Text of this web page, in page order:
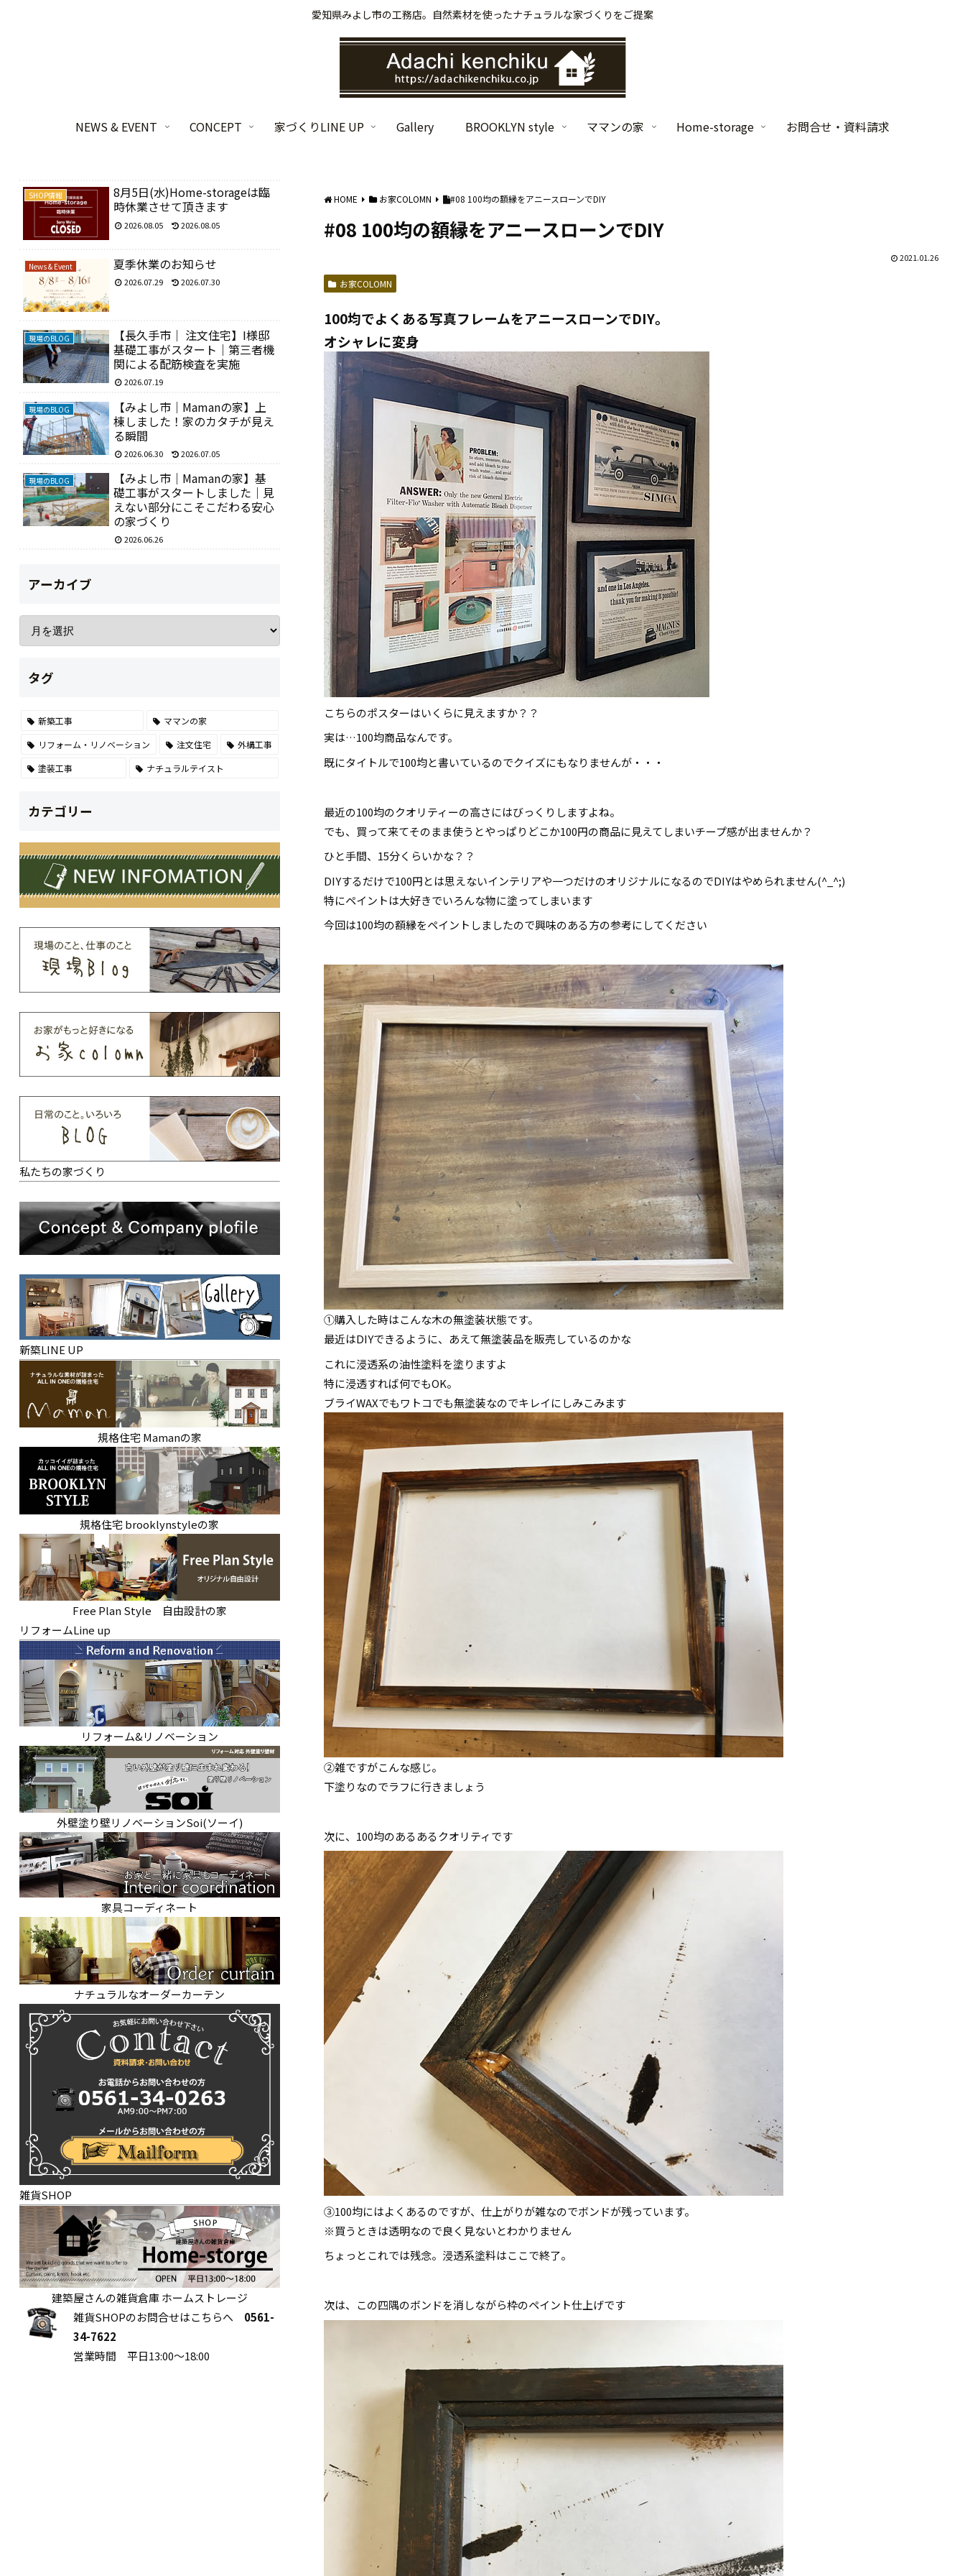
愛知県みよし市の工務店。自然素材を使ったナチュラルな家づくりをご提案
NEWS & EVENT CONCEPT 家づくりLINE UP Gallery BROOKLYN style ママンの家 Home-storage お問合せ・資料請求
HOME お家COLOMN #08 100均の額縁をアニースローンでDIY
#08 100均の額縁をアニースローンでDIY
2021.01.26
お家COLOMN
100均でよくある写真フレームをアニースローンでDIY。
オシャレに変身
こちらのポスターはいくらに見えますか？？
実は…100均商品なんです。
既にタイトルで100均と書いているのでクイズにもなりませんが・・・
最近の100均のクオリティーの高さにはびっくりしますよね。
でも、買って来てそのまま使うとやっぱりどこか100円の商品に見えてしまいチープ感が出ませんか？
ひと手間、15分くらいかな？？
DIYするだけで100円とは思えないインテリアや一つだけのオリジナルになるのでDIYはやめられません(^_^;)
特にペイントは大好きでいろんな物に塗ってしまいます
今回は100均の額縁をペイントしましたので興味のある方の参考にしてください
①購入した時はこんな木の無塗装状態です。
最近はDIYできるように、あえて無塗装品を販売しているのかな
これに浸透系の油性塗料を塗りますよ
特に浸透すれば何でもOK。
ブライWAXでもワトコでも無塗装なのでキレイにしみこみます
②雑ですがこんな感じ。
下塗りなのでラフに行きましょう
次に、100均のあるあるクオリティです
③100均にはよくあるのですが、仕上がりが雑なのでボンドが残っています。
※買うときは透明なので良く見ないとわかりません
ちょっとこれでは残念。浸透系塗料はここで終了。
次は、この四隅のボンドを消しながら枠のペイント仕上げです
SHOP情報
8月5日(水)Home-storageは臨
時休業させて頂きます
2026.08.05 2026.08.05
News & Event 夏季休業のお知らせ
2026.07.29 2026.07.30
現場のBLOG
【長久手市｜ 注文住宅】I様邸
基礎工事がスタート｜第三者機
関による配筋検査を実施
2026.07.19
現場のBLOG
【みよし市｜Mamanの家】上
棟しました！家のカタチが見え
る瞬間
2026.06.30 2026.07.05
現場のBLOG
【みよし市｜Mamanの家】基
礎工事がスタートしました｜見
えない部分にこそこだわる安心
の家づくり
2026.06.26
アーカイブ
タグ
新築工事
ママンの家
リフォーム・リノベーション
注文住宅
外構工事
塗装工事
ナチュラルテイスト
カテゴリー
私たちの家づくり
新築LINE UP
規格住宅 Mamanの家
規格住宅 brooklynstyleの家
Free Plan Style 自由設計の家
リフォームLine up
リフォーム&リノベーション
外壁塗り壁リノベーションSoi(ソーイ)
家具コーディネート
ナチュラルなオーダーカーテン
雑貨SHOP
建築屋さんの雑貨倉庫 ホームストレージ
雑貨SHOPのお問合せはこちらへ 0561-
34-7622
営業時間 平日13:00～18:00